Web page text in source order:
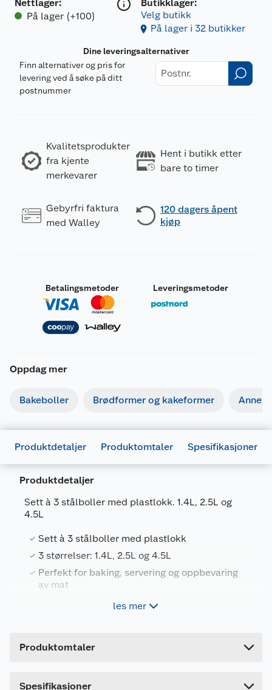
Nettlager:
På lager (+100)
Butikklager:
Velg butikk
På lager i 32 butikker
Dine leveringsalternativer
Finn alternativer og pris for
levering ved å søke på ditt
postnummer
Kvalitetsprodukter
fra kjente
merkevarer
Hent i butikk etter
bare to timer
Gebyrfri faktura
med Walley
120 dagers åpent
kjøp
Betalingsmetoder Leveringsmetoder
Oppdag mer
Bakeboller Brødformer og kakeformer Annet
Produktdetaljer Produktomtaler Spesifikasjoner
Produktdetaljer
Sett à 3 stålboller med plastlokk. 1.4L, 2.5L og
4.5L
Sett à 3 stålboller med plastlokk
3 størrelser: 1.4L, 2.5L og 4.5L
Perfekt for baking, servering og oppbevaring
av mat
les mer
Produktomtaler
Spesifikasjoner
Artikkelnummer
Leverandørens artikkelnummer
Størrelse
1.4 L. 2.5 L OG 4.5 L
Farge
GRÅ